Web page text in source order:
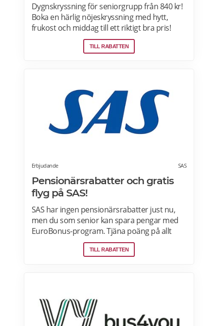
Dygnskryssning för seniorgrupp från 840 kr!
Boka en härlig nöjeskryssning med hytt,
frukost och middag till ett riktigt bra pris!
Kryssningar till Visby, Riga, Bornholm, Åland,
Höga Kusten från 2015 kronor per person.
TILL RABATTEN
Erbjudande SAS
Pensionärsrabatter och gratis
flyg på SAS!
SAS har ingen pensionärsrabatter just nu,
men du som senior kan spara pengar med
EuroBonus-program. Tjäna poäng på allt
från flygningar till snabbmat och spendera
dem på nästa resa, uppgraderingar och
här.
TILL RABATTEN